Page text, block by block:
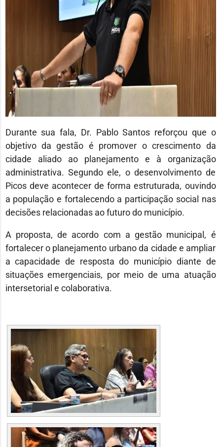
Durante sua fala, Dr. Pablo Santos reforçou que o
objetivo da gestão é promover o crescimento da
cidade aliado ao planejamento e à organização
administrativa. Segundo ele, o desenvolvimento de
Picos deve acontecer de forma estruturada, ouvindo
a população e fortalecendo a participação social nas
decisões relacionadas ao futuro do município.
A proposta, de acordo com a gestão municipal, é
fortalecer o planejamento urbano da cidade e ampliar
a capacidade de resposta do município diante de
situações emergenciais, por meio de uma atuação
intersetorial e colaborativa.